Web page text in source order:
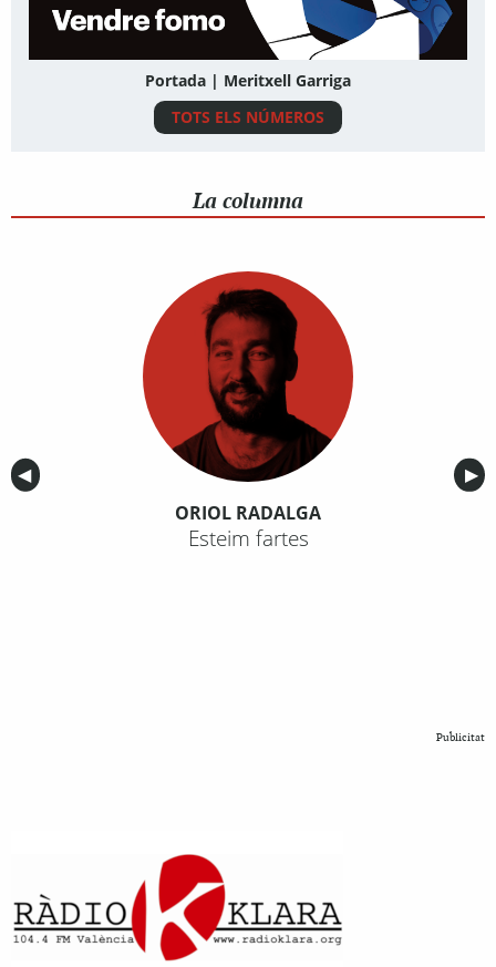
Portada | Meritxell Garriga
TOTS ELS NÚMEROS
La columna
Anterior
◀︎ ▶︎
ORIOL RADALGA
Esteim fartes
Publicitat